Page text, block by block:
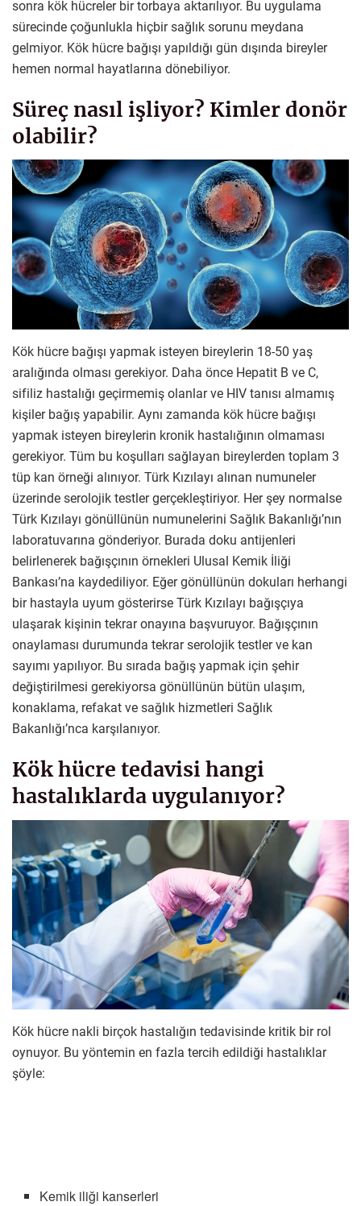
sonra kök hücreler bir torbaya aktarılıyor. Bu uygulama
sürecinde çoğunlukla hiçbir sağlık sorunu meydana
gelmiyor. Kök hücre bağışı yapıldığı gün dışında bireyler
hemen normal hayatlarına dönebiliyor.
Süreç nasıl işliyor? Kimler donör
olabilir?
Kök hücre bağışı yapmak isteyen bireylerin 18-50 yaş
aralığında olması gerekiyor. Daha önce Hepatit B ve C,
sifiliz hastalığı geçirmemiş olanlar ve HIV tanısı almamış
kişiler bağış yapabilir. Aynı zamanda kök hücre bağışı
yapmak isteyen bireylerin kronik hastalığının olmaması
gerekiyor. Tüm bu koşulları sağlayan bireylerden toplam 3
tüp kan örneği alınıyor. Türk Kızılayı alınan numuneler
üzerinde serolojik testler gerçekleştiriyor. Her şey normalse
Türk Kızılayı gönüllünün numunelerini Sağlık Bakanlığı’nın
laboratuvarına gönderiyor. Burada doku antijenleri
belirlenerek bağışçının örnekleri Ulusal Kemik İliği
Bankası’na kaydediliyor. Eğer gönüllünün dokuları herhangi
bir hastayla uyum gösterirse Türk Kızılayı bağışçıya
ulaşarak kişinin tekrar onayına başvuruyor. Bağışçının
onaylaması durumunda tekrar serolojik testler ve kan
sayımı yapılıyor. Bu sırada bağış yapmak için şehir
değiştirilmesi gerekiyorsa gönüllünün bütün ulaşım,
konaklama, refakat ve sağlık hizmetleri Sağlık
Bakanlığı’nca karşılanıyor.
Kök hücre tedavisi hangi
hastalıklarda uygulanıyor?
Kök hücre nakli birçok hastalığın tedavisinde kritik bir rol
oynuyor. Bu yöntemin en fazla tercih edildiği hastalıklar
şöyle:
Kemik iliği kanserleri